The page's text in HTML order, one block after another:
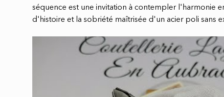
séquence est une invitation à contempler l'harmonie
d'histoire et la sobriété maîtrisée d'un acier poli sans